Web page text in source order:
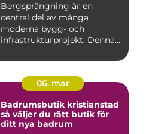
Bergsprängning är en
central del av många
moderna bygg- och
infrastrukturprojekt. Denna
06. mar
Badrumsbutik kristianstad
så väljer du rätt butik för
ditt nya badrum